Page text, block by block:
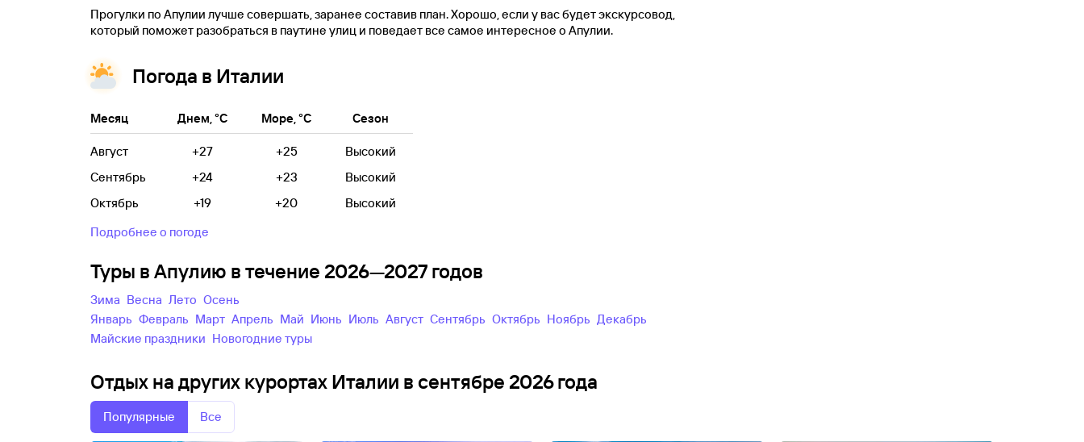
Прогулки по Апулии лучше совершать, заранее составив план. Хорошо, если у вас будет экскурсовод,
который поможет разобраться в паутине улиц и поведает все самое интересное о Апулии.
Погода в Италии
Месяц Днем, °C Море, °C Сезон
Август +27 +25
Высокий
Сентябрь
+24 +23
Высокий
Октябрь
+19 +20
Высокий
Подробнее о погоде
Туры в Апулию в течение 2026—2027 годов
зима весна лето
осень
Январь
Февраль Март Апрель Май Июнь Июль Август Сентябрь Октябрь Ноябрь
Декабрь
майские праздники
новогодние туры
Отдых на других курортах Италии в сентябре 2026 года
Популярные Все